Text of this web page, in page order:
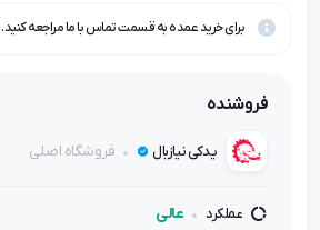
برای خرید عمده به قسمت تماس با ما مراجعه کنید.
فروشنده
یدکی نیازبال فروشگاه اصلی
عملکرد عالی